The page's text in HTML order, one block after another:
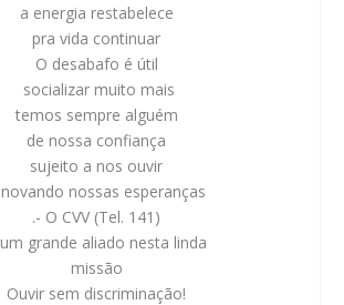
a energia restabelece
pra vida continuar
O desabafo é útil
socializar muito mais
temos sempre alguém
de nossa confiança
sujeito a nos ouvir
nossas esperanças
.- O CVV (Tel. 141)
grande aliado nesta linda
missão
Ouvir sem discriminação!